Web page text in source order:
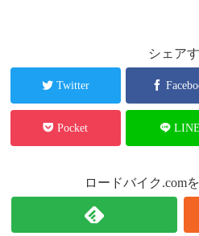
シェア
Twitter
Pocket LINE
ロードバイク.com